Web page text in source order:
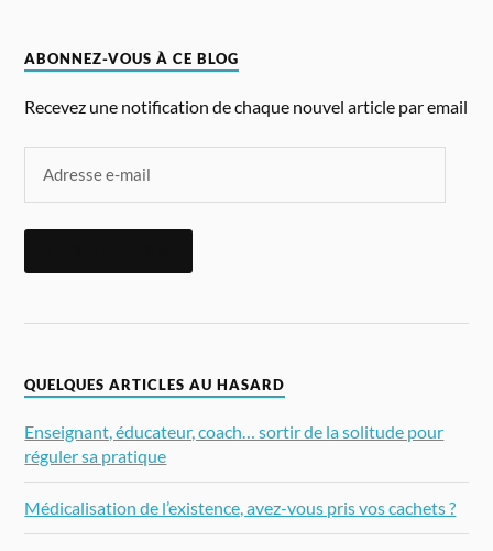
ABONNEZ-VOUS À CE BLOG
Recevez une notification de chaque nouvel article par email
QUELQUES ARTICLES AU HASARD
Enseignant, éducateur, coach… sortir de la solitude pour
réguler sa pratique
Médicalisation de l’existence, avez-vous pris vos cachets ?